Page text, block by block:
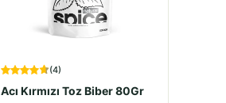
(4)
Acı Kırmızı Toz Biber 80Gr